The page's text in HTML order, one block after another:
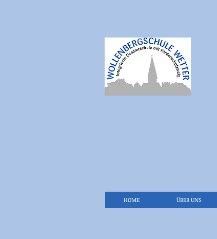
HOME ÜBER UNS